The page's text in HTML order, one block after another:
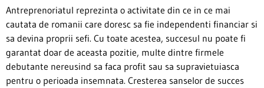
Antreprenoriatul reprezinta o activitate din ce in ce mai
cautata de romanii care doresc sa fie independenti financiar si
sa devina proprii sefi. Cu toate acestea, succesul nu poate fi
garantat doar de aceasta pozitie, multe dintre firmele
debutante nereusind sa faca profit sau sa supravietuiasca
pentru o perioada insemnata. Cresterea sanselor de succes